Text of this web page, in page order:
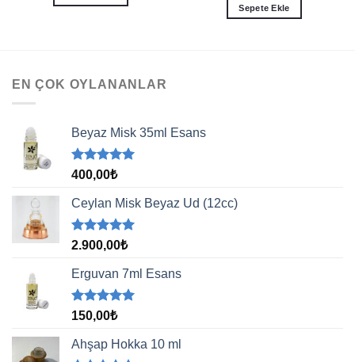
Sepete Ekle
EN ÇOK OYLANANLAR
Beyaz Misk 35ml Esans
5 üzerinden
aldı
400,00₺
Ceylan Misk Beyaz Ud (12cc)
5 üzerinden
aldı
2.900,00₺
Erguvan 7ml Esans
5 üzerinden
aldı
150,00₺
Ahşap Hokka 10 ml